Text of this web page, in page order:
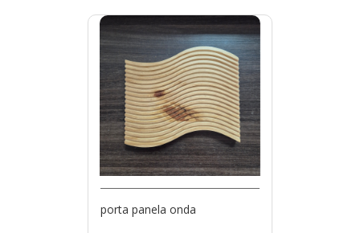
porta panela onda